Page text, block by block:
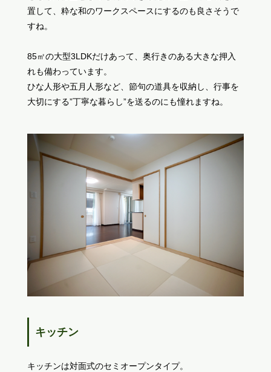
置して、粋な和のワークスペースにするのも良さそうで
すね。
85㎡の大型3LDKだけあって、奥行きのある大きな押入
れも備わっています。
ひな人形や五月人形など、節句の道具を収納し、行事を
大切にする”丁寧な暮らし”を送るのにも憧れますね。
キッチン
キッチンは対面式のセミオープンタイプ。